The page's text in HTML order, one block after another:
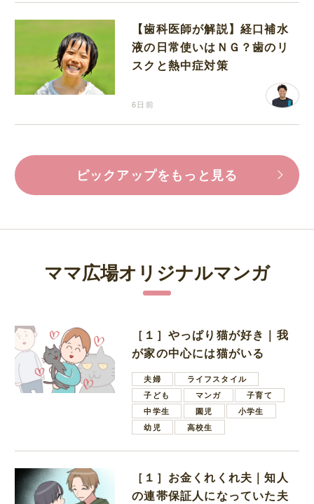
【歯科医師が解説】経口補水
液の日常使いはＮＧ？歯のリ
スクと熱中症対策
6日前
ピックアップをもっと見る
ママ広場オリジナルマンガ
［１］やっぱり猫が好き｜我
が家の中心には猫がいる
夫婦
ライフスタイル
子ども
マンガ
子育て
中学生
園児
小学生
幼児
高校生
［１］お金くれくれ夫｜知人
の連帯保証人になっていた夫